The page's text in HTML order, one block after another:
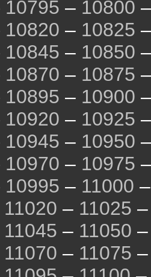
10795 – 10800
10820 – 10825
10845 – 10850
10870 – 10875
10895 – 10900
10920 – 10925
10945 – 10950
10970 – 10975
10995 – 11000
11020 – 11025
11045 – 11050
11070 – 11075